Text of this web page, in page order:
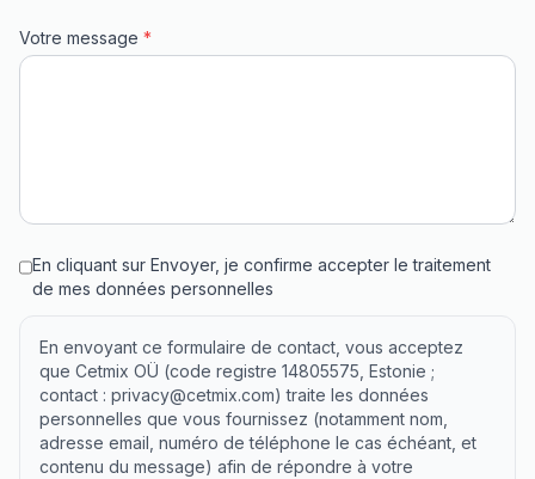
Votre message *
En cliquant sur Envoyer, je confirme accepter le traitement
de mes données personnelles
En envoyant ce formulaire de contact, vous acceptez
que Cetmix OÜ (code registre 14805575, Estonie ;
contact : privacy@cetmix.com) traite les données
personnelles que vous fournissez (notamment nom,
adresse email, numéro de téléphone le cas échéant, et
contenu du message) afin de répondre à votre